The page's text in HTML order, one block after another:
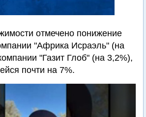
отмечено понижение
"Африка Исраэль" (на
"Газит Глоб" (на 3,2%),
почти на 7%.